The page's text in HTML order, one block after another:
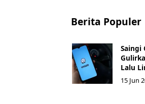
Berita Populer
Saingi
Lalu
15 Jun